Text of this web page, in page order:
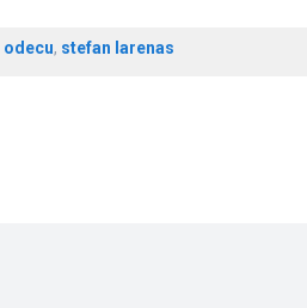
odecu, stefan larenas